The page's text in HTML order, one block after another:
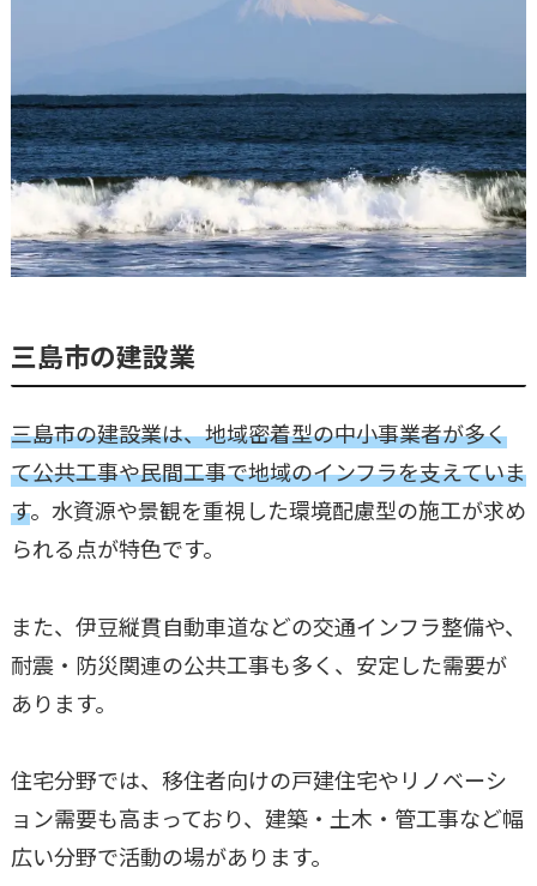
三島市の建設業
三島市の建設業は、地域密着型の中小事業者が多く
て公共工事や民間工事で地域のインフラを支えていま
す。水資源や景観を重視した環境配慮型の施工が求め
られる点が特色です。
また、伊豆縦貫自動車道などの交通インフラ整備や、
耐震・防災関連の公共工事も多く、安定した需要が
あります。
住宅分野では、移住者向けの戸建住宅やリノベーシ
ョン需要も高まっており、建築・土木・管工事など幅
広い分野で活動の場があります。